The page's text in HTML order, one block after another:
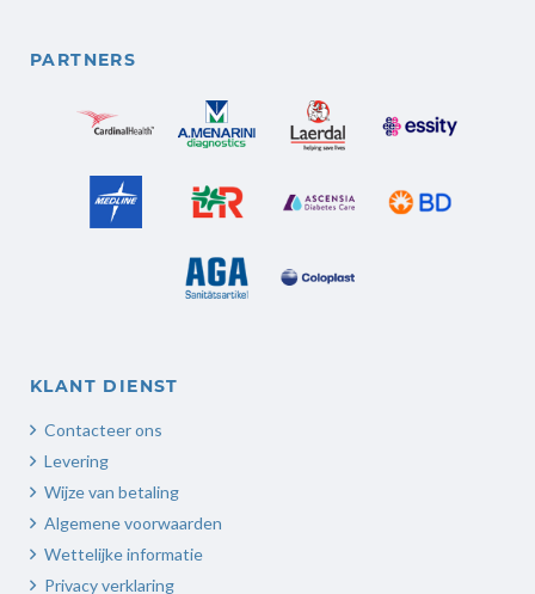
PARTNERS
KLANT DIENST
Contacteer ons
Levering
Wijze van betaling
Algemene voorwaarden
Wettelijke informatie
Privacy verklaring